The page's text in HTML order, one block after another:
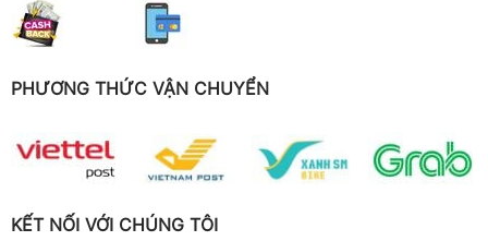
PHƯƠNG THỨC VẬN CHUYỂN
KẾT NỐI VỚI CHÚNG TÔI